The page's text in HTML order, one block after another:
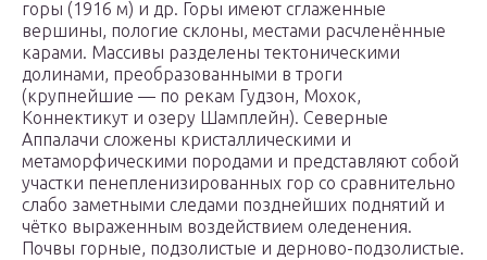
горы (1916 м) и др. Горы имеют сглаженные
вершины, пологие склоны, местами расчленённые
карами. Массивы разделены тектоническими
долинами, преобразованными в троги
(крупнейшие — по рекам Гудзон, Мохок,
Коннектикут и озеру Шамплейн). Северные
Аппалачи сложены кристаллическими и
метаморфическими породами и представляют собой
участки пенепленизированных гор со сравнительно
слабо заметными следами позднейших поднятий и
чётко выраженным воздействием оледенения.
Почвы горные, подзолистые и дерново-подзолистые.